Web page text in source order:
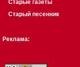
Старые газеты
Старый песенник
Реклама: